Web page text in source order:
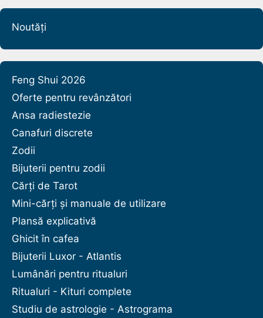
Noutăți
Feng Shui 2026
Oferte pentru revânzători
Ansa radiestezie
Canafuri discrete
Zodii
Bijuterii pentru zodii
Cărți de Tarot
Mini-cărți și manuale de utilizare
Plansă explicativă
Ghicit în cafea
Bijuterii Luxor - Atlantis
Lumânări pentru ritualuri
Ritualuri - Kituri complete
Studiu de astrologie - Astrograma